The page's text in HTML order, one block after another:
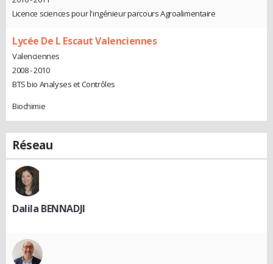
Licence sciences pour l'ingénieur parcours Agroalimentaire
Lycée De L Escaut Valenciennes
Valenciennes
2008 - 2010
BTS bio Analyses et Contrôles
Biochimie
Réseau
Dalila BENNADJI